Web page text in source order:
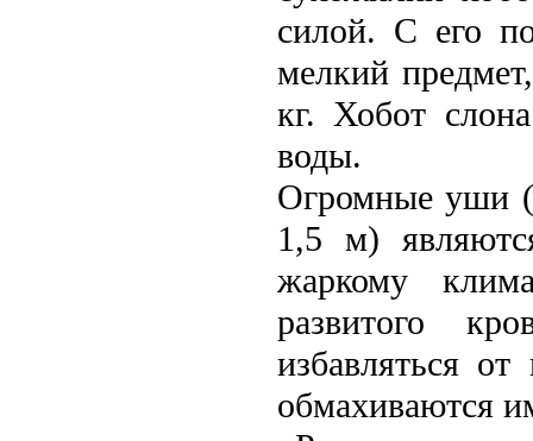
силой. С его
мелкий
кг. Хобот
воды.
Огромные уши
1,5 м)
жаркому
развитого
избавляться
обмахиваются